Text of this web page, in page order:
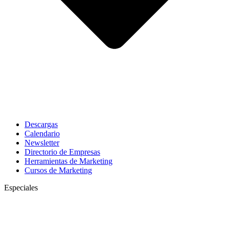
Descargas
Calendario
Newsletter
Directorio de Empresas
Herramientas de Marketing
Cursos de Marketing
Especiales